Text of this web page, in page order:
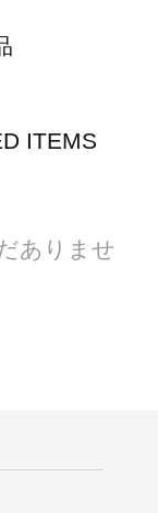
ITEMS
ありませ